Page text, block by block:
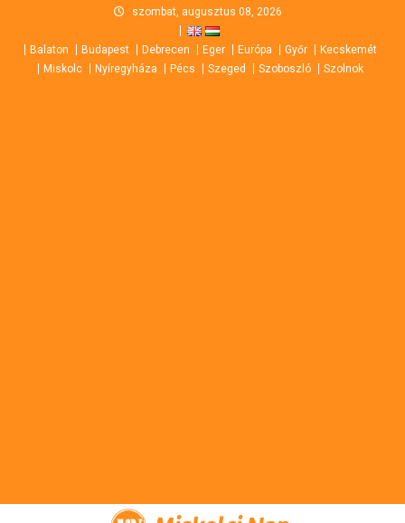
content
szombat, augusztus 08, 2026
Balaton Budapest Debrecen Eger Európa Győr
Kecskemét
Miskolc
Nyíregyháza Pécs Szeged Szoboszló Szolnok